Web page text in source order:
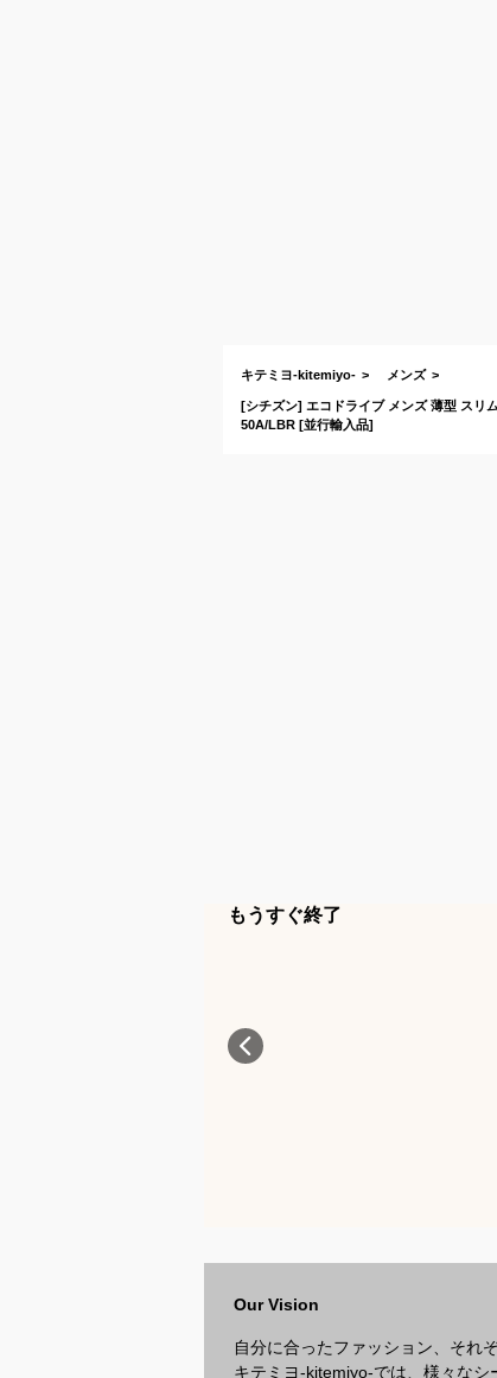
キテミヨ-kitemiyo- メンズ
[シチズン] エコドライブ メンズ 薄型 スリ
50A/LBR [並行輸入品]
もうすぐ終了
Our Vision
自分に合ったファッション、それ
キテミヨ-kitemiyo-では、様々な